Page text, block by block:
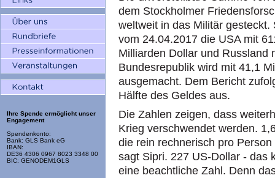
Ihre Spende ermöglicht unser
Engagement
Spendenkonto:
Bank: GLS Bank eG
IBAN:
DE36 4306 0967 8023 3348 00
BIC: GENODEM1GLS
dem Stockholmer
weltweit in das Militär
vom 24.04.2017 die USA mit
Milliarden Dollar und Russland
Bundesrepublik wird mit 41,1
ausgemacht. Dem Bericht
Hälfte des Geldes aus.
Die Zahlen zeigen, dass
Krieg verschwendet werden.
die rein rechnerisch pro
sagt Sipri. 227 US-Dollar - das
eine beachtliche Zahl. Denn